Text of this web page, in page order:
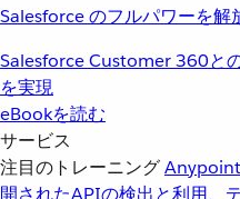
Salesforce のフルパワーを解
Salesforce Customer 360と
を実現
eBookを読む
サービス
注目のトレーニング
開されたAPIの検出と利用、